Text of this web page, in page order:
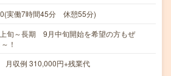
実働7時間45分 休憩55分)
旬～長期 9月中旬開始を希望の方もぜ
！
収例 310,000円+残業代